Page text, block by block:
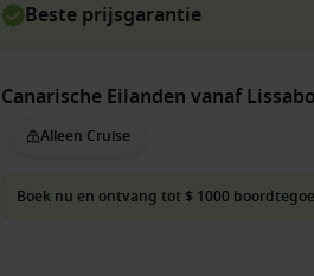
Beste prijsgarantie
Canarische Eilanden vanaf
Alleen Cruise
Boek nu en ontvang tot $ 1000